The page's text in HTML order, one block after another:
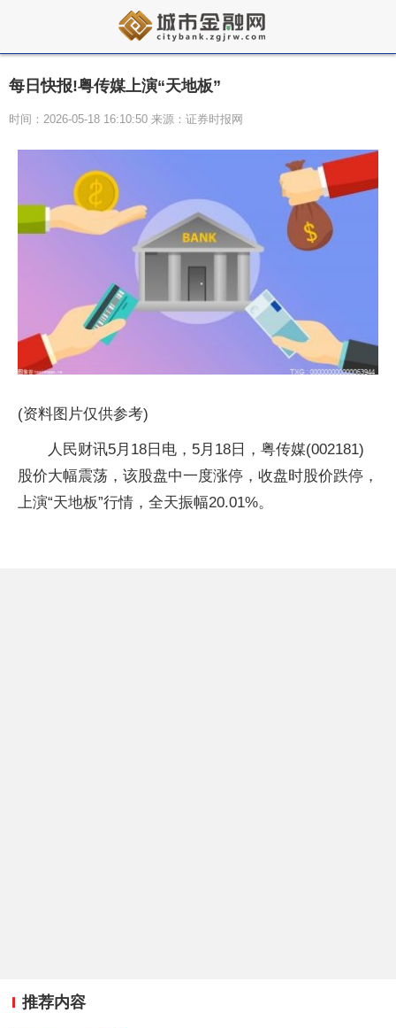
每日快报!粤传媒上演“天地板”
时间：2026-05-18 16:10:50 来源：证券时报网
(资料图片仅供参考)
人民财讯5月18日电，5月18日，粤传媒(002181)
股价大幅震荡，该股盘中一度涨停，收盘时股价跌停，
上演“天地板”行情，全天振幅20.01%。
推荐内容